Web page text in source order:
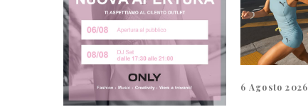
6 Agosto 2026